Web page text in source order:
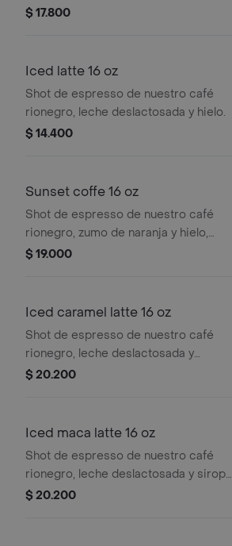
lychee. ligera, burbujeante y perfecta
$ 17.800
Iced latte 16 oz
Shot de espresso de nuestro café
rionegro, leche deslactosada y hielo.
$ 14.400
Sunset coffe 16 oz
Shot de espresso de nuestro café
rionegro, zumo de naranja y hielo,
endulzante a elegir.
$ 19.000
Iced caramel latte 16 oz
Shot de espresso de nuestro café
rionegro, leche deslactosada y
caramelo suave rodeado de arequipe
$ 20.200
Iced maca latte 16 oz
Shot de espresso de nuestro café
rionegro, leche deslactosada y sirope
suave de macadamia rodeado de
$ 20.200